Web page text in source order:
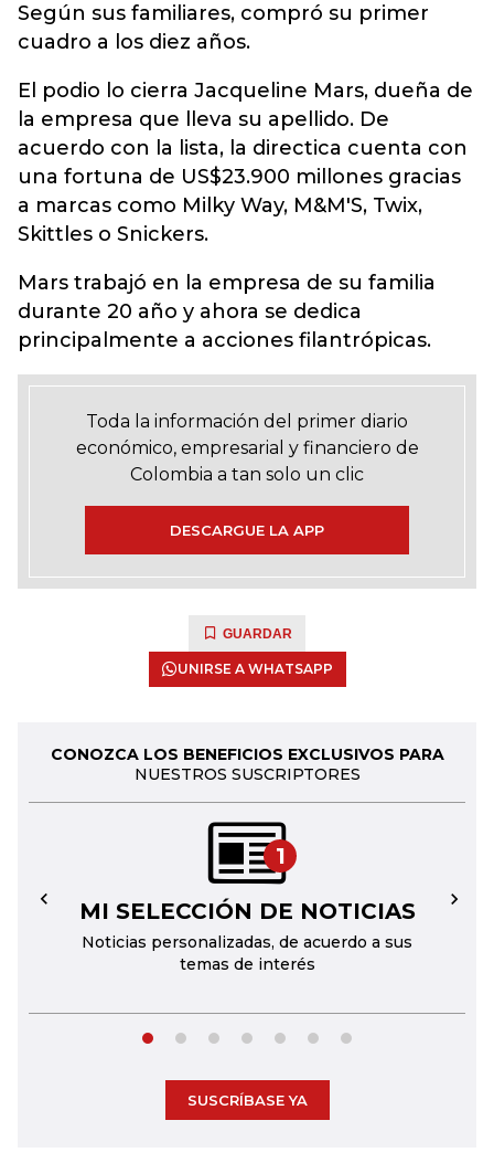
Según sus familiares, compró su primer
cuadro a los diez años.
El podio lo cierra Jacqueline Mars, dueña de
la empresa que lleva su apellido. De
acuerdo con la lista, la directica cuenta con
una fortuna de US$23.900 millones gracias
a marcas como Milky Way, M&M'S, Twix,
Skittles o Snickers.
Mars trabajó en la empresa de su familia
durante 20 año y ahora se dedica
principalmente a acciones filantrópicas.
Toda la información del primer diario
económico, empresarial y financiero de
Colombia a tan solo un clic
DESCARGUE LA APP
GUARDAR
UNIRSE A WHATSAPP
CONOZCA LOS BENEFICIOS EXCLUSIVOS PARA
NUESTROS SUSCRIPTORES
1
MI SELECCIÓN DE NOTICIAS
Noticias personalizadas, de acuerdo a sus
temas de interés
← →
SUSCRÍBASE YA